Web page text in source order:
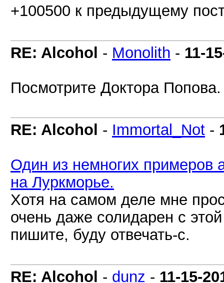
+100500 к предыдущему
RE: Alcohol - Monolith - 11-
Посмотрите Доктора
RE: Alcohol - Immortal_Not -
Один из немногих примеров
на Луркморье.
Хотя на самом деле мне
очень даже солидарен с
пишите, буду отвечать-с.
RE: Alcohol - dunz - 11-15-